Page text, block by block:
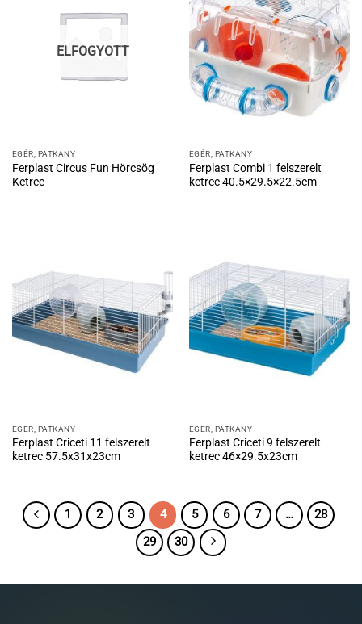
ELFOGYOTT
EGÉR, PATKÁNY
Ferplast Circus Fun Hörcsög
Ketrec
EGÉR, PATKÁNY
Ferplast Combi 1 felszerelt
ketrec 40.5×29.5×22.5cm
EGÉR, PATKÁNY
Ferplast Criceti 11 felszerelt
ketrec 57.5x31x23cm
EGÉR, PATKÁNY
Ferplast Criceti 9 felszerelt
ketrec 46×29.5x23cm
1 2 3 4 5 6 7 …
28
29
30